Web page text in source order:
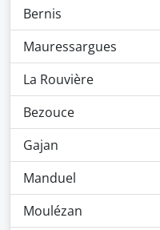
Bernis
Mauressargues
La Rouvière
Bezouce
Gajan
Manduel
Moulézan